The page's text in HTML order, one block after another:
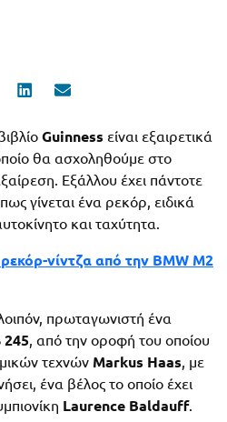
Guinness είναι εξαιρετικά
θα ασχοληθούμε στο
Εξάλλου έχει πάντοτε
γίνεται ένα ρεκόρ, ειδικά
και ταχύτητα.
νίντζα από την BMW M2
πρωταγωνιστή ένα
245, από την οροφή του οποίου
τεχνών Markus Haas, με
ένα βέλος το οποίο έχει
Laurence Baldauff.